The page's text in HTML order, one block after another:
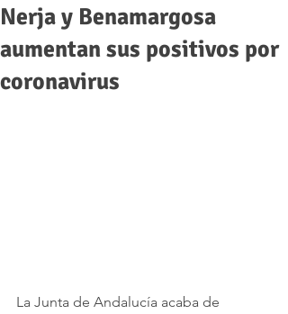
Nerja y Benamargosa
aumentan sus positivos por
coronavirus
La Junta de Andalucía acaba de